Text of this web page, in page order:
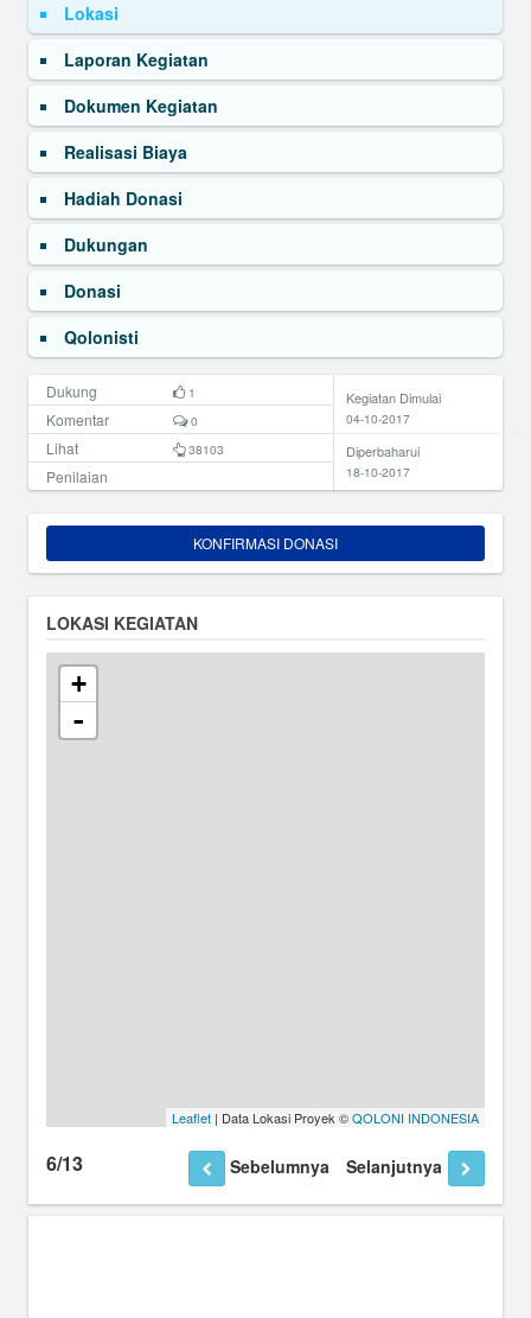
Lokasi
Laporan Kegiatan
Dokumen Kegiatan
Realisasi Biaya
Hadiah Donasi
Dukungan
Donasi
Qolonisti
Dukung 1
Komentar 0
Lihat 38103
Penilaian
Kegiatan Dimulai
04-10-2017
Diperbaharui
18-10-2017
KONFIRMASI DONASI
LOKASI KEGIATAN
+
-
Leaflet | Data Lokasi Proyek ©QOLONI INDONESIA
6/13 Sebelumnya Selanjutnya